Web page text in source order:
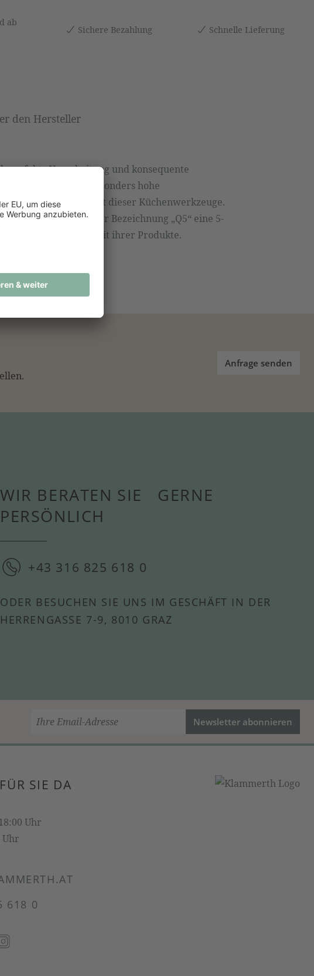
ab
Sichere Bezahlung Schnelle Lieferung
den Hersteller
perfekte Verarbeitung und konsequente
sorgen für eine besonders hohe
und Langlebigkeit dieser Küchenwerkzeuge.
Kunden unter der Bezeichnung „Q5“ eine 5-
für die Beschaffenheit ihrer Produkte.
Anfrage senden
WIR BERATEN SIE GERNE
PERSÖNLICH
+43 316 825 618 0
ODER BESUCHEN SIE UNS IM GESCHÄFT IN DER
HERRENGASSE 7-9, 8010 GRAZ
Newsletter abonnieren
SIE DA
Uhr
Uhr
618 0